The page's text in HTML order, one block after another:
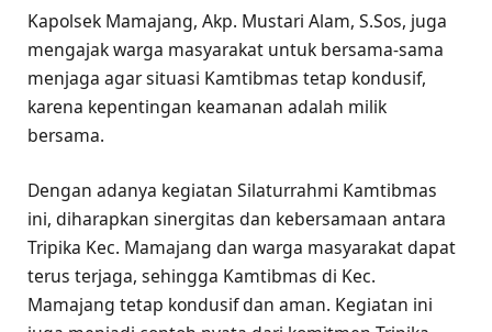
Kapolsek Mamajang, Akp. Mustari Alam, S.Sos, juga
mengajak warga masyarakat untuk bersama-sama
menjaga agar situasi Kamtibmas tetap kondusif,
karena kepentingan keamanan adalah milik
bersama.
Dengan adanya kegiatan Silaturrahmi Kamtibmas
ini, diharapkan sinergitas dan kebersamaan antara
Tripika Kec. Mamajang dan warga masyarakat dapat
terus terjaga, sehingga Kamtibmas di Kec.
Mamajang tetap kondusif dan aman. Kegiatan ini